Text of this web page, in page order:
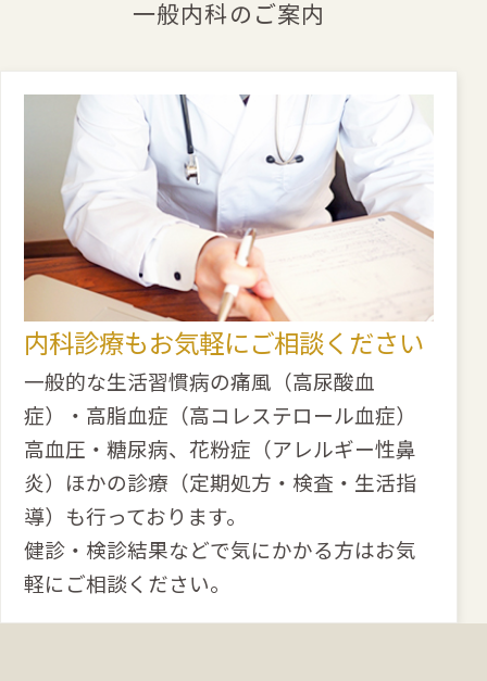
一般内科のご案内
内科診療もお気軽にご相談ください
一般的な生活習慣病の痛風（高尿酸血
症）・高脂血症（高コレステロール血症）
高血圧・糖尿病、花粉症（アレルギー性鼻
炎）ほかの診療（定期処方・検査・生活指
導）も行っております。
健診・検診結果などで気にかかる方はお気
軽にご相談ください。